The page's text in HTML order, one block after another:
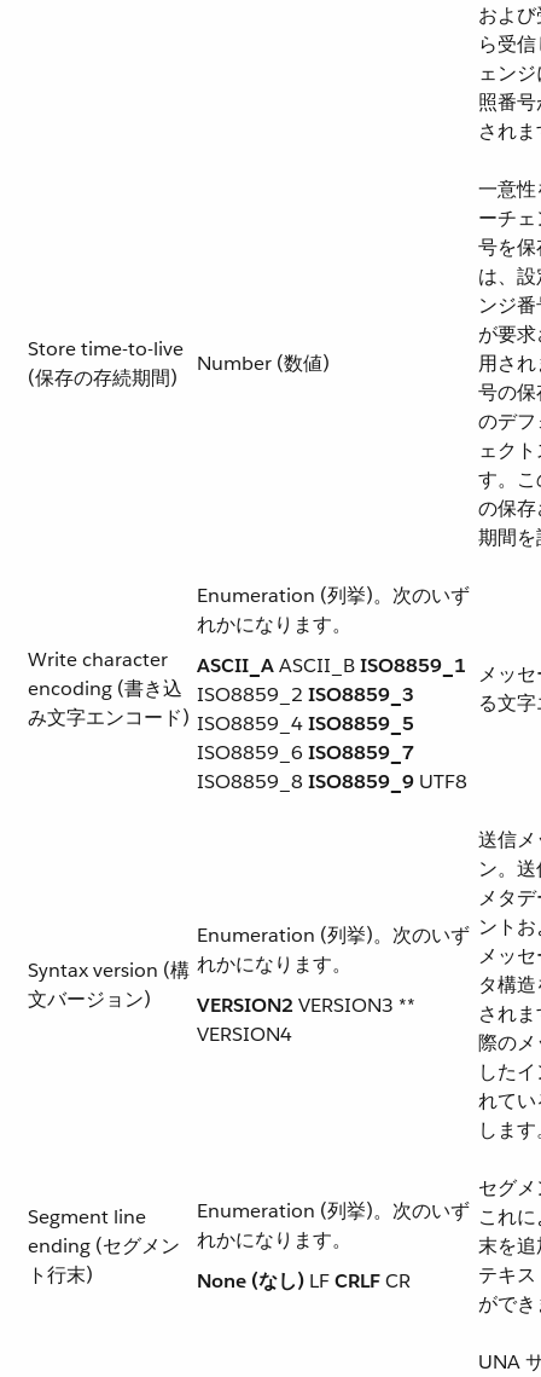
およ
ら受
ェン
照番
され
Store time-to-live
(保存の存続期間)
Number (数値)
一意
ーチ
号を
は、
ンジ
が要
用さ
号の
のデ
ェク
す。
の保
期間
Write character
encoding (書き込
み文字エンコード)
Enumeration (列挙)。次のいず
れかになります。
ASCII_A​ASCII_B​ISO8859_1
ISO8859_2 ISO8859_3
ISO8859_4ISO8859_5
ISO8859_6 ISO8859_7
ISO8859_8 ISO8859_9 UTF8
メッ
る文
Syntax version (構
文バージョン)
Enumeration (列挙)。次のいず
れかになります。
VERSION2 VERSION3 **
VERSION4
送信
ン。
メタ
ント
メッ
タ構
され
際の
した
れて
しま
Segment line
ending (セグメン
ト行末)
Enumeration (列挙)。次のいず
れかになります。
None (なし) LFCRLFCR
セグ
これ
末を
テキ
がで
UNA